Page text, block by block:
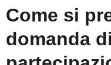
Come si
domanda di